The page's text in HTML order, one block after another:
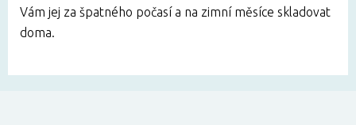
Vám jej za špatného počasí a na zimní měsíce skladovat
doma.